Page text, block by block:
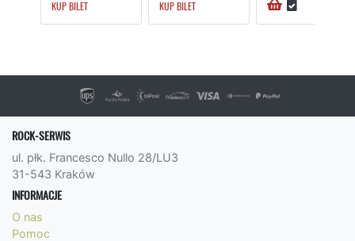
KUP BILET KUP BILET
ROCK-SERWIS
ul. płk. Francesco Nullo 28/LU3
31-543 Kraków
INFORMACJE
O nas
Pomoc